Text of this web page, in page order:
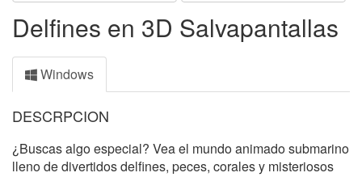
Delfines en 3D Salvapantallas
Windows
DESCRPCION
¿Buscas algo especial? Vea el mundo animado submarino
lleno de divertidos delfines, peces, corales y misteriosos